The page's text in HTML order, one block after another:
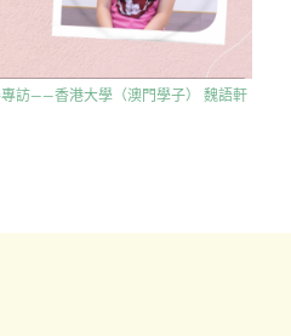
訪——香港大學（澳門學子） 魏語軒